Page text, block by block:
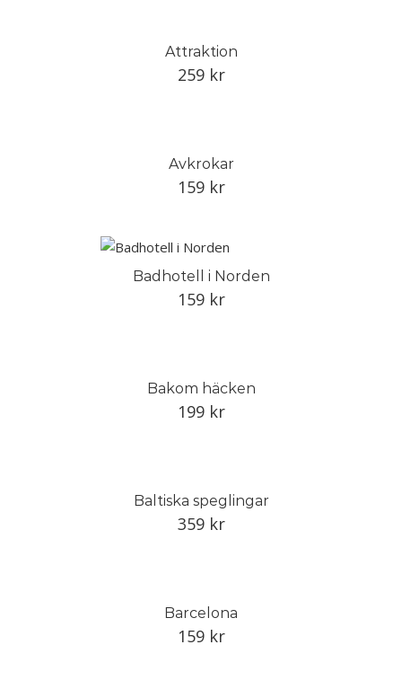
Attraktion
259 kr
Avkrokar
159 kr
Badhotell i Norden
159 kr
Bakom häcken
199 kr
Baltiska speglingar
359 kr
Barcelona
159 kr